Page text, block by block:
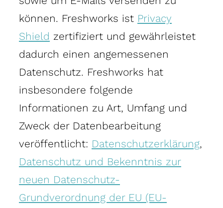
können. Freshworks ist Privacy
Shield zertifiziert und gewährleistet
dadurch einen angemessenen
Datenschutz. Freshworks hat
insbesondere folgende
Informationen zu Art, Umfang und
Zweck der Datenbearbeitung
veröffentlicht: Datenschutzerklärung,
Datenschutz und Bekenntnis zur
neuen Datenschutz-
Grundverordnung der EU (EU-